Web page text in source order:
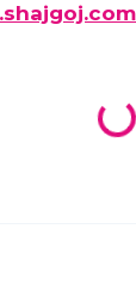
Loading products...